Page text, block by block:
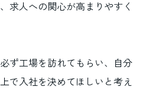
求人への関心が高まりやすく
ず工場を訪れてもらい、自分
で入社を決めてほしいと考え